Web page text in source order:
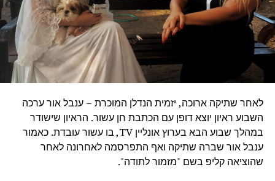
לאחר שתיקה ארוכה, יזמית הנדלן המוכרת – ענבל אור ערכה
השבוע ראיון יוצא דופן עם הכתבת חן עשור. הראיון שישודר
במהלך שבוע הבא בערוץ אונליין TV, בו עשור עובדת. כאמור
ענבל אור שברה שתיקה ואף התפרסמה לאחרונה לאחר
שהוציאה קליפ בשם "מזמור לתודה".